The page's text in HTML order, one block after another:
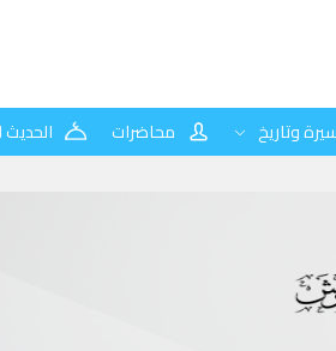
وتاريخ محاضرات